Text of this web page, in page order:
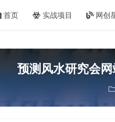
首页 实战项目 网创
预测风水研究会